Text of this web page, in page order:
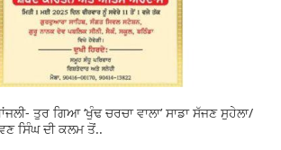
ਤੁਰ ਗਿਆ ‘ਖੁੰਢ ਚਰਚਾ ਵਾਲਾ’ ਸਾਡਾ ਸੱਜਣ ਸੁਹੇਲਾ/
ਸਿੰਘ ਦੀ ਕਲਮ ਤੋਂ..